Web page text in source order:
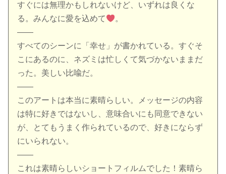
すぐには無理かもしれないけど、いずれは良くな
る。みんなに愛を込めて
。
——
すべてのシーンに「幸せ」が書かれている。すぐそ
こにあるのに、ネズミは忙しくて気づかないままだ
った。美しい比喩だ。
——
このアートは本当に素晴らしい。メッセージの内容
は特に好きではないし、意味合いにも同意できない
が、とてもうまく作られているので、好きにならず
にいられない。
——
これは素晴らしいショートフィルムでした！素晴ら